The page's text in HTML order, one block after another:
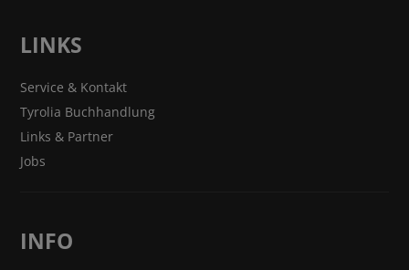
LINKS
Service & Kontakt
Tyrolia Buchhandlung
Links & Partner
Jobs
INFO